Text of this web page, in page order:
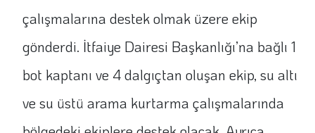
çalışmalarına destek olmak üzere ekip
gönderdi. İtfaiye Dairesi Başkanlığı’na bağlı 1
bot kaptanı ve 4 dalgıçtan oluşan ekip, su altı
ve su üstü arama kurtarma çalışmalarında